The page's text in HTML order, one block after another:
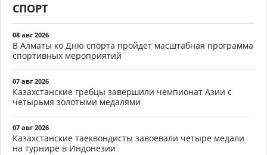
СПОРТ
08 авг 2026
В Алматы ко Дню спорта пройдет масштабная программа
спортивных мероприятий
07 авг 2026
Казахстанские гребцы завершили чемпионат Азии с
четырьмя золотыми медалями
07 авг 2026
Казахстанские таеквондисты завоевали четыре медали
на турнире в Индонезии